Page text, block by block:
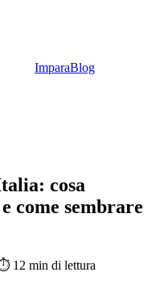
ImparaBlog
cosa
come sembrare
12 min di lettura